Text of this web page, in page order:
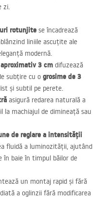
zi.
rotunjite se încadrează
liniile ascuțite ale
modernă.
3 cm difuzează
subțire cu o grosime de 3
și subtil pe perete.
asigură redarea naturală a
la machiajul de dimineață sau
de reglare a intensității
fluidă a luminozității, ajutând
în baie în timpul băilor de
un montaj rapid și fără
a oglinzii fără modificarea